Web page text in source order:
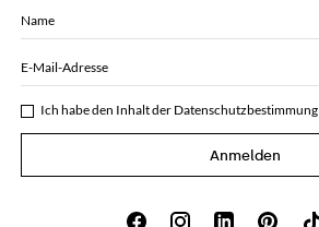
Name
E-Mail-Adresse
Ich habe den Inhalt der Datenschutzbestimmung
Anmelden